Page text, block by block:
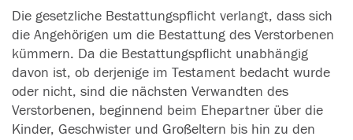
Die gesetzliche Bestattungspflicht verlangt, dass sich
die Angehörigen um die Bestattung des Verstorbenen
kümmern. Da die Bestattungspflicht unabhängig
davon ist, ob derjenige im Testament bedacht wurde
oder nicht, sind die nächsten Verwandten des
Verstorbenen, beginnend beim Ehepartner über die
Kinder, Geschwister und Großeltern bis hin zu den